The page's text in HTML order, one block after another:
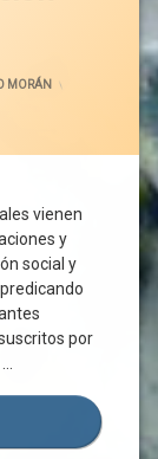
2020
MORÁN
vienen
y
social y
por
Acuerdos En